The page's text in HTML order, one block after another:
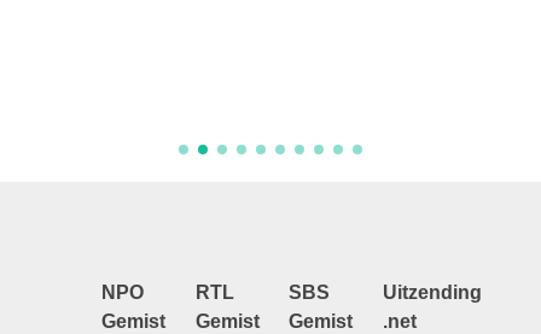
NPO
Gemist
RTL
Gemist
SBS
Gemist
Uitzending
.net